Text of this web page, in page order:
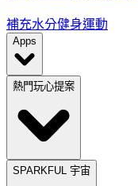
補充水分健身運動
Apps
熱門玩心提案
SPARKFUL 宇宙